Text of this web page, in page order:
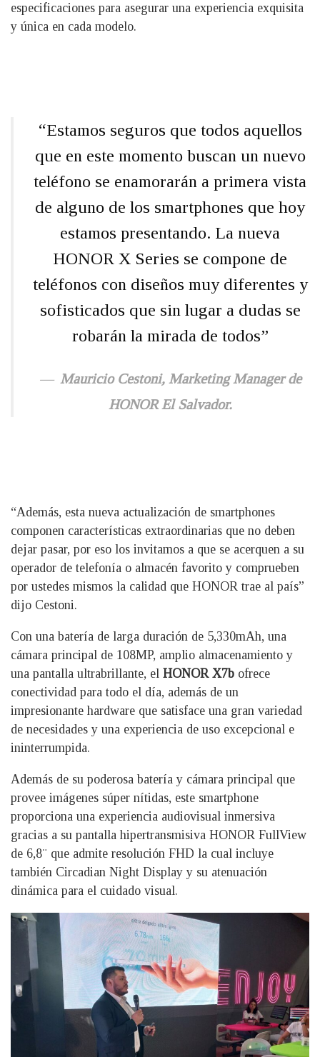
especificaciones para asegurar una experiencia exquisita
y única en cada modelo.
“Estamos seguros que todos aquellos
que en este momento buscan un nuevo
teléfono se enamorarán a primera vista
de alguno de los smartphones que hoy
estamos presentando. La nueva
HONOR X Series se compone de
teléfonos con diseños muy diferentes y
sofisticados que sin lugar a dudas se
robarán la mirada de todos”
Mauricio Cestoni, Marketing Manager de
HONOR El Salvador.
“Además, esta nueva actualización de smartphones
componen características extraordinarias que no deben
dejar pasar, por eso los invitamos a que se acerquen a su
operador de telefonía o almacén favorito y comprueben
por ustedes mismos la calidad que HONOR trae al país”
dijo Cestoni.
Con una batería de larga duración de 5,330mAh, una
cámara principal de 108MP, amplio almacenamiento y
una pantalla ultrabrillante, el HONOR X7b ofrece
conectividad para todo el día, además de un
impresionante hardware que satisface una gran variedad
de necesidades y una experiencia de uso excepcional e
ininterrumpida.
Además de su poderosa batería y cámara principal que
provee imágenes súper nítidas, este smartphone
proporciona una experiencia audiovisual inmersiva
gracias a su pantalla hipertransmisiva HONOR FullView
de 6,8¨ que admite resolución FHD la cual incluye
también Circadian Night Display y su atenuación
dinámica para el cuidado visual.